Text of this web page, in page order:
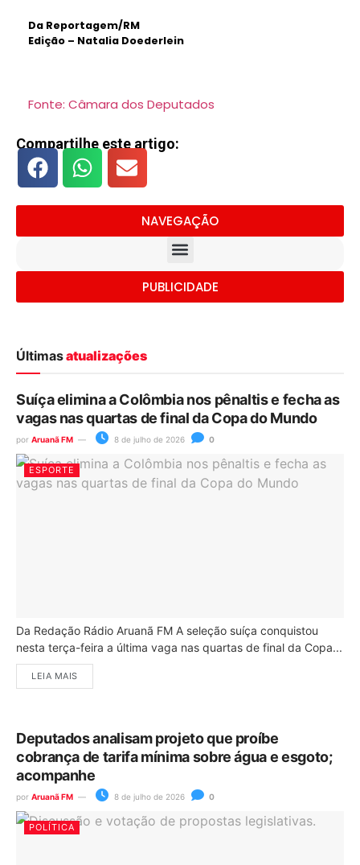
Da Reportagem/RM
Edição – Natalia Doederlein
Fonte: Câmara dos Deputados
Compartilhe este artigo:
NAVEGAÇÃO
PUBLICIDADE
Últimasatualizações
Suíça elimina a Colômbia nos pênaltis e fecha as
vagas nas quartas de final da Copa do Mundo
por Aruanã FM 8 de julho de 2026 0
ESPORTE
Da Redação Rádio Aruanã FM A seleção suíça conquistou
nesta terça-feira a última vaga nas quartas de final da Copa...
LEIA MAIS
Deputados analisam projeto que proíbe
cobrança de tarifa mínima sobre água e esgoto;
acompanhe
por Aruanã FM 8 de julho de 2026 0
POLÍTICA